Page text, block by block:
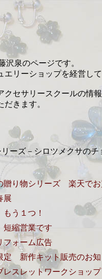
沢泉のページです。
エリーショップを経営し
クセサリースクールの情
きます。
ーズ－シロツメクサのチ
贈り物シリーズ 楽天でお
展
もう１つ！
短縮営業です
フォーム広告
定 新作キット販売のお
レスレットワークショッ